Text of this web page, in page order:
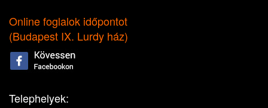
Online foglalok időpontot
(Budapest IX. Lurdy ház)
Telephelyek: